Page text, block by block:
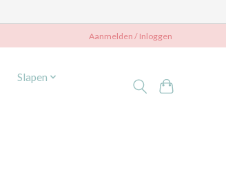
Aanmelden / Inloggen
Slapen